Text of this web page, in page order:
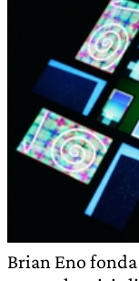
Brian Eno